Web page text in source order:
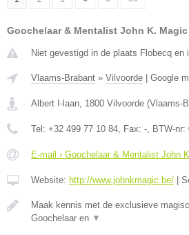
Goochelaar & Mentalist John K. Magic
Niet gevestigd in de plaats Flobecq en
Vlaams-Brabant » Vilvoorde Google
Albert I-laan, 1800 Vilvoorde (Vlaams-
Tel: +32 499 77 10 84, Fax: -, BTW-nr:
E-mail › Goochelaar & Mentalist John
Website: http://www.johnkmagic.be/
Maak kennis met de exclusieve
Goochelaar en ▼